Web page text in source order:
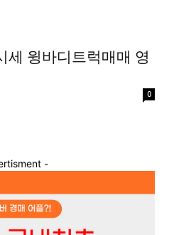
세 윙바디트럭매매 영
0
-